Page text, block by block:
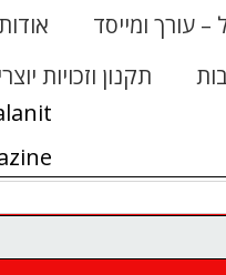
– עורך ומייסד
תקנון וזכויות